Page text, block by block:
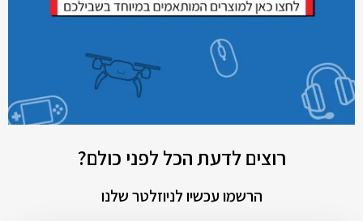
רוצים לדעת הכל לפני כולם?
הרשמו עכשיו לניוזלטר שלנו